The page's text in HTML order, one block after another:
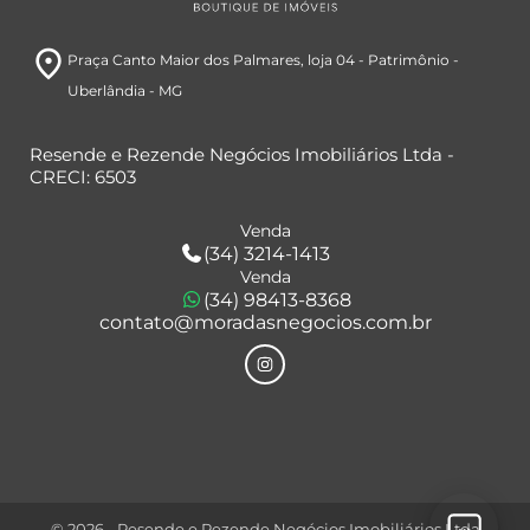
room Praça Canto Maior dos Palmares, loja 04- Patrimônio -
Uberlândia - MG
Resende e Rezende Negócios Imobiliários Ltda -
CRECI: 6503
Venda
(34) 3214-1413
Venda
(34) 98413-8368
contato@moradasnegocios.com.br